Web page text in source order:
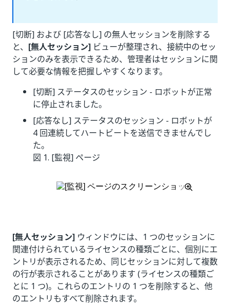
[切断] および [応答なし] の無人セッションを削除する
と、 [無人セッション] ビューが整理され、接続中のセッ
ションのみを表示できるため、管理者はセッションに関
して必要な情報を把握しやすくなります。
[切断] ステータスのセッション - ロボットが正常
に停止されました。
[応答なし] ステータスのセッション - ロボットが
4 回連続してハートビートを送信できませんでし
た。
図 1. [監視] ページ
[無人セッション] ウィンドウには、1 つのセッションに
関連付けられているライセンスの種類ごとに、個別にエ
ントリが表示されるため、同じセッションに対して複数
の行が表示されることがあります (ライセンスの種類ご
とに 1 つ)。これらのエントリの 1 つを削除すると、他
のエントリもすべて削除されます。